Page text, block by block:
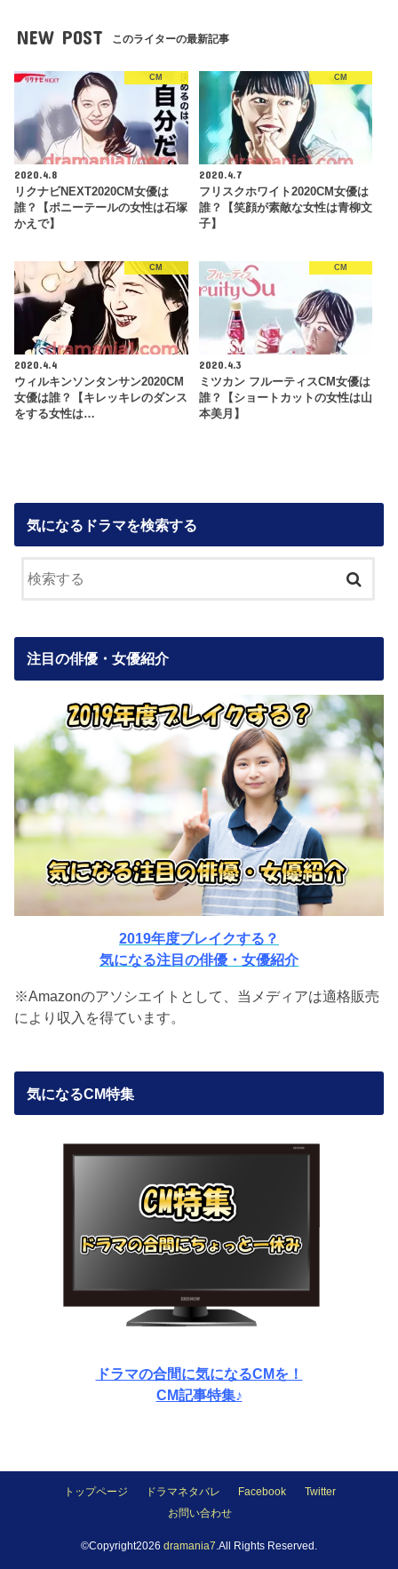
NEW POST このライターの最新記事
CM
2020.4.8
リクナビNEXT2020CM女優は
誰？【ポニーテールの女性は石塚
かえで】
CM
2020.4.7
フリスクホワイト2020CM女優は
誰？【笑顔が素敵な女性は青柳文
子】
CM
2020.4.4
ウィルキンソンタンサン2020CM
女優は誰？【キレッキレのダンス
をする女性は…
CM
2020.4.3
ミツカン フルーティスCM女優は
誰？【ショートカットの女性は山
本美月】
気になるドラマを検索する
注目の俳優・女優紹介
2019年度ブレイクする？
気になる注目の俳優・女優紹介
※Amazonのアソシエイトとして、当メディアは適格販売
により収入を得ています。
気になるCM特集
ドラマの合間に気になるCMを！
CM記事特集♪
トップページ ドラマネタバレ Facebook
Twitter
お問い合わせ
©Copyright2026 dramania7.All Rights Reserved.